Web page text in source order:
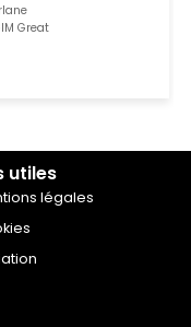
Great
utiles
légales